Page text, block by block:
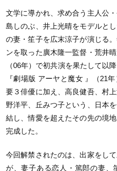
文学に導かれ、求め合う主人公
島しのぶ、井上光晴をモデルと
の妻・笙子を広末涼子が演じる
ンを取った廣木隆一監督・荒井
（06年）で初共演を果たして以
『劇場版 アーヤと魔女 』（21
要３俳優に加え、高良健吾、村
野洋平、丘みつ子という、日本
結し、情愛を超えたその先の境
完成した。
今回解禁されたのは、出家をし
が、妻子ある恋人・篤郎の妻、